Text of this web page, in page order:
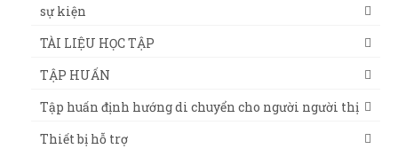
sự kiện
TÀI LIỆU HỌC TẬP
TẬP HUẤN
Tập huấn định hướng di chuyển cho người người thị
Thiết bị hỗ trợ